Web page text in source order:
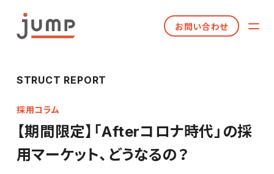
お問い合わせ
STRUCT REPORT
採用コラム
【期間限定】「Afterコロナ時代」の採
用マーケット、どうなるの？